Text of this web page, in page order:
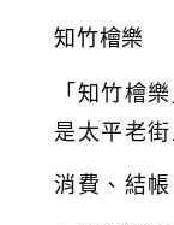
知竹檜樂
「知竹檜
是太平老
消費、結